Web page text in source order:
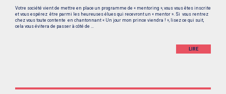
Votre société vient de mettre en place un programme de « mentoring », vous vous êtes inscrite
et vous espérez être parmi les heureuses élues qui recevront un « mentor ». Si vous rentrez
chez vous toute contente en chantonnant « Un jour mon prince viendra ! », lisez ce qui suit,
cela vous évitera de passer à côté de …
LIRE